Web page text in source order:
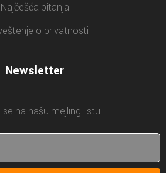
Najčešća pitanja
o privatnosti
Newsletter
se na našu mejling listu.